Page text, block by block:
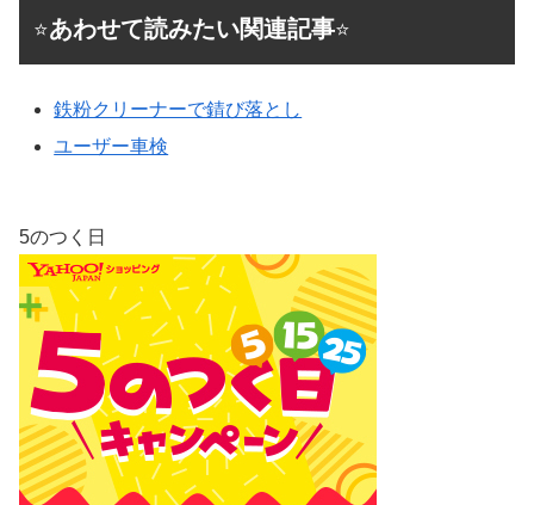
⭐あわせて読みたい関連記事⭐
鉄粉クリーナーで錆び落とし
ユーザー車検
5のつく日